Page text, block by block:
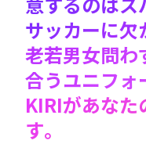
サッカーに欠
老若男女問わ
合うユニフォ
KIRIがあなた
す。